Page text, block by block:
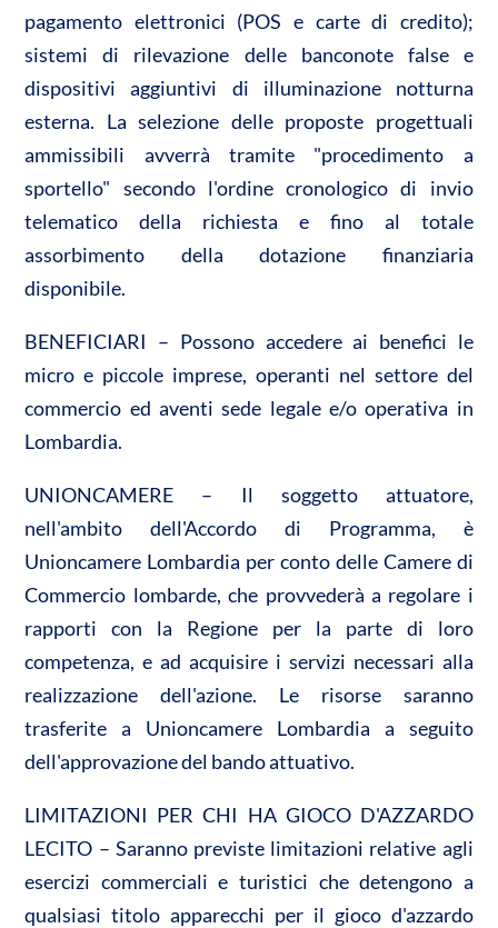
pagamento elettronici (POS e carte di credito);
sistemi di rilevazione delle banconote false e
dispositivi aggiuntivi di illuminazione notturna
esterna. La selezione delle proposte progettuali
ammissibili avverrà tramite "procedimento a
sportello" secondo l'ordine cronologico di invio
telematico della richiesta e fino al totale
assorbimento della dotazione finanziaria
disponibile.
BENEFICIARI – Possono accedere ai benefici le
micro e piccole imprese, operanti nel settore del
commercio ed aventi sede legale e/o operativa in
Lombardia.
UNIONCAMERE – Il soggetto attuatore,
nell'ambito dell'Accordo di Programma, è
Unioncamere Lombardia per conto delle Camere di
Commercio lombarde, che provvederà a regolare i
rapporti con la Regione per la parte di loro
competenza, e ad acquisire i servizi necessari alla
realizzazione dell'azione. Le risorse saranno
trasferite a Unioncamere Lombardia a seguito
dell'approvazione del bando attuativo.
LIMITAZIONI PER CHI HA GIOCO D'AZZARDO
LECITO – Saranno previste limitazioni relative agli
esercizi commerciali e turistici che detengono a
qualsiasi titolo apparecchi per il gioco d'azzardo